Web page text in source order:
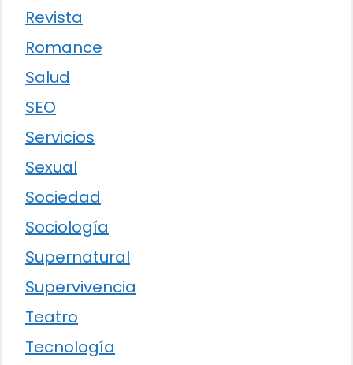
Revista
Romance
Salud
SEO
Servicios
Sexual
Sociedad
Sociología
Supernatural
Supervivencia
Teatro
Tecnología